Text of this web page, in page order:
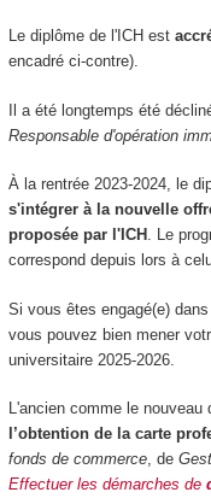
Le diplôme de l'ICH est
encadré ci-contre).
Il a été longtemps été
Responsable d'opération
À la rentrée 2023-2024, le
s'intégrer à la nouvelle
proposée par l'ICH . Le
correspond depuis lors à
Si vous êtes engagé(e)
vous pouvez bien mener
universitaire 2025-2026.
L'ancien comme le
l’obtention de la carte
fonds de commerce, de
Effectuer les démarches de